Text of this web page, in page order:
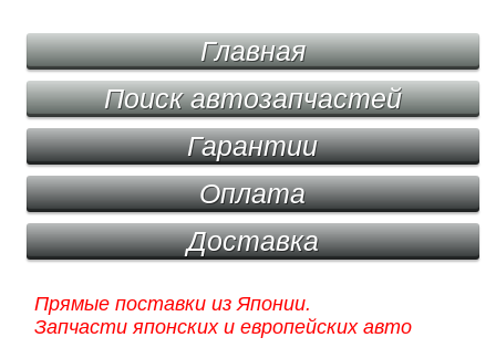
Главная
Поиск автозапчастей
Гарантии
Оплата
Доставка
Прямые поставки из Японии.
Запчасти японских и европейских авто